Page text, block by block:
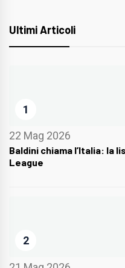
Ultimi Articoli
1
22 Mag 2026
Baldini chiama l’Italia: la
League
2